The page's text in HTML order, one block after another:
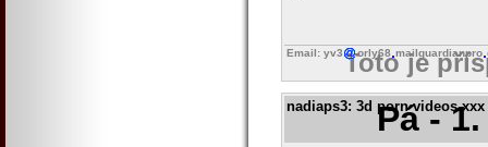
Email: yv3 orly68 mailguardianpro
Toto je
nadiaps3: 3d porn videos
Pá -